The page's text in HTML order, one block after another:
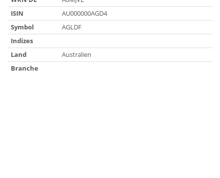
ISIN
AU000000AGD4
Symbol
AGLDF
Indizes
Land
Australien
Branche